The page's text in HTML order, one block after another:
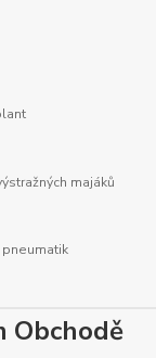
majáků
Obchodě